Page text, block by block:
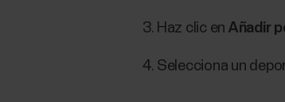
Haz clic en Añadir
Selecciona un